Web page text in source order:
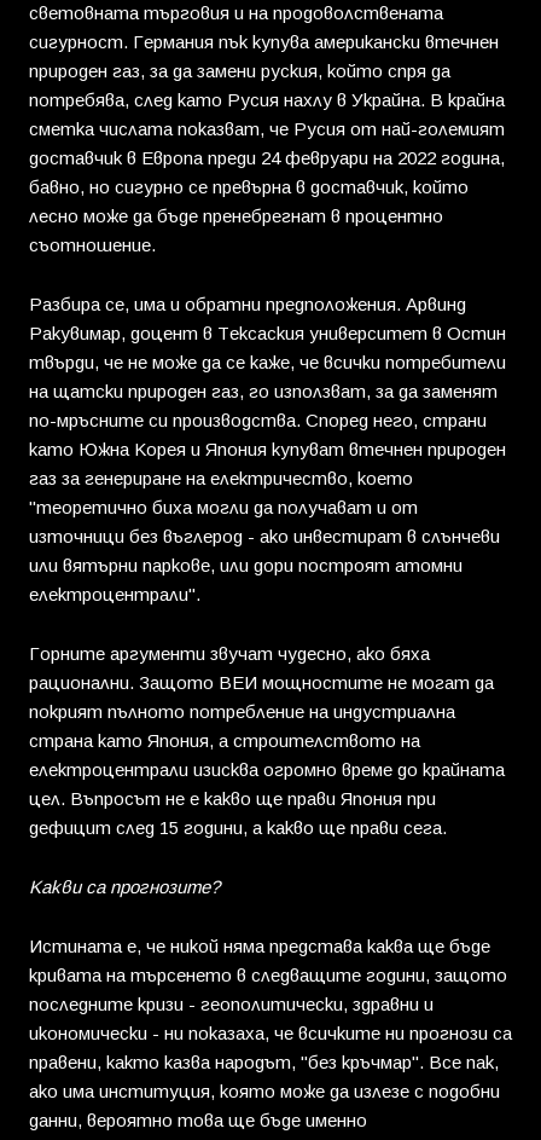
световната търговия и на продоволствената
сигурност. Германия пък купува американски втечнен
природен газ, за да замени руския, който спря да
потребява, след като Русия нахлу в Украйна. В крайна
сметка числата показват, че Русия от най-големият
доставчик в Европа преди 24 февруари на 2022 година,
бавно, но сигурно се превърна в доставчик, който
лесно може да бъде пренебрегнат в процентно
съотношение.
Разбира се, има и обратни предположения. Арвинд
Ракувимар, доцент в Тексаския университет в Остин
твърди, че не може да се каже, че всички потребители
на щатски природен газ, го използват, за да заменят
по-мръсните си производства. Според него, страни
като Южна Корея и Япония купуват втечнен природен
газ за генериране на електричество, което
"теоретично биха могли да получават и от
източници без въглерод - ако инвестират в слънчеви
или вятърни паркове, или дори построят атомни
електроцентрали".
Горните аргументи звучат чудесно, ако бяха
рационални. Защото ВЕИ мощностите не могат да
покрият пълното потребление на индустриална
страна като Япония, а строителството на
електроцентрали изисква огромно време до крайната
цел. Въпросът не е какво ще прави Япония при
дефицит след 15 години, а какво ще прави сега.
Какви са прогнозите?
Истината е, че никой няма представа каква ще бъде
кривата на търсенето в следващите години, защото
последните кризи - геополитически, здравни и
икономически - ни показаха, че всичките ни прогнози са
правени, както казва народът, "без кръчмар". Все пак,
ако има институция, която може да излезе с подобни
данни, вероятно това ще бъде именно